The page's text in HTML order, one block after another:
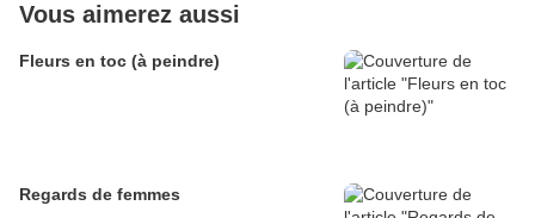
Vous aimerez aussi
Fleurs en toc (à peindre)
Regards de femmes